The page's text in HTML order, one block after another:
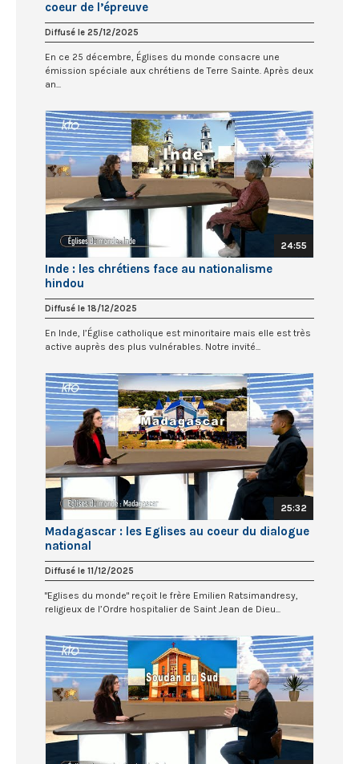
coeur de l’épreuve
Diffusé le 25/12/2025
En ce 25 décembre, Églises du monde consacre une
émission spéciale aux chrétiens de Terre Sainte. Après deux
an...
24:55
Inde : les chrétiens face au nationalisme
hindou
Diffusé le 18/12/2025
En Inde, l’Église catholique est minoritaire mais elle est très
active auprès des plus vulnérables. Notre invité...
25:32
Madagascar : les Eglises au coeur du dialogue
national
Diffusé le 11/12/2025
"Eglises du monde" reçoit le frère Emilien Ratsimandresy,
religieux de l’Ordre hospitalier de Saint Jean de Dieu...